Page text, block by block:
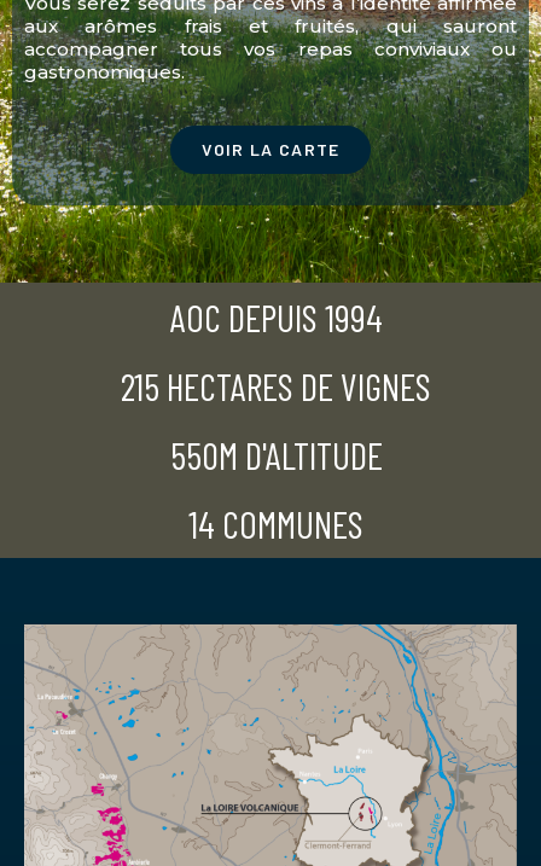
aux arômes frais et fruités, qui sauront
accompagner tous vos repas conviviaux ou
gastronomiques.
VOIR LA CARTE
AOC DEPUIS 1994
215 HECTARES DE VIGNES
550M D'ALTITUDE
14 COMMUNES